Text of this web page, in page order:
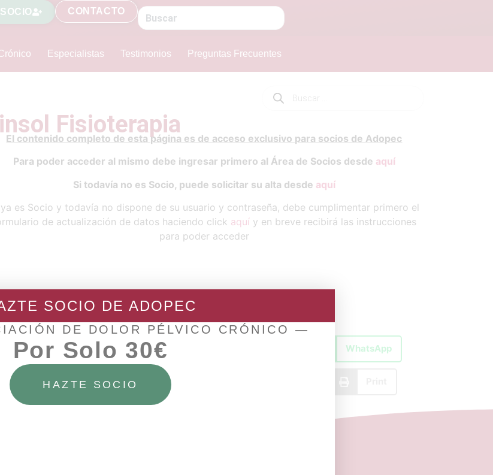
CONTACTO
Especialistas Testimonios Preguntas Frecuentes
Fisioterapia
El contenido completo de esta página es de acceso exclusivo para socios de Adopec
Para poder acceder al mismo debe ingresar primero al Área de Socios desde aquí
Si todavía no es Socio, puede solicitar su alta desde aquí
es Socio y todavía no dispone de su usuario y contraseña, debe cumplimentar primero el
de actualización de datos haciendo click aquí y en breve recibirá las instrucciones
para poder acceder
Facebook WhatsApp
Telegram
SOCIO DE ADOPEC
DE DOLOR PÉLVICO CRÓNICO —
Por Solo 30€
HAZTE SOCIO